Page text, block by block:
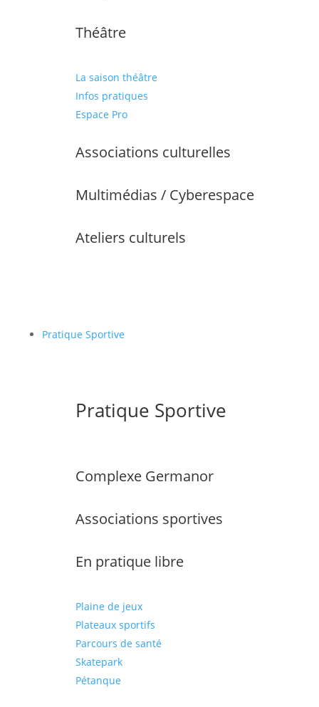
Théâtre
La saison théâtre
Infos pratiques
Espace Pro
Associations culturelles
Multimédias / Cyberespace
Ateliers culturels
Pratique Sportive
Pratique Sportive
Complexe Germanor
Associations sportives
En pratique libre
Plaine de jeux
Plateaux sportifs
Parcours de santé
Skatepark
Pétanque